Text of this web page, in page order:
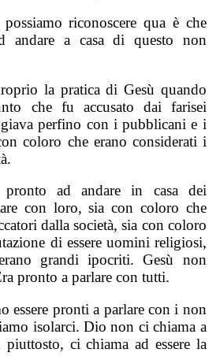
riconoscere qua è che
andare a casa di questo non
la pratica di Gesù quando
che fu accusato dai farisei
perfino con i pubblicani e i
coloro che erano considerati i
ad andare in casa dei
con loro, sia con coloro che
dalla società, sia con coloro
di essere uomini religiosi,
grandi ipocriti. Gesù non
pronto a parlare con tutti.
essere pronti a parlare con i non
isolarci. Dio non ci chiama a
ci chiama ad essere la